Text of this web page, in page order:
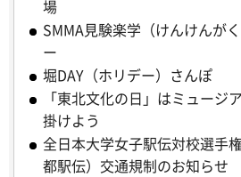
場
SMMA見験楽学（けんけんが
ー
堀DAY（ホリデー）さんぽ
「東北文化の日」はミュージ
掛けよう
全日本大学女子駅伝対校選手
都駅伝）交通規制のお知らせ